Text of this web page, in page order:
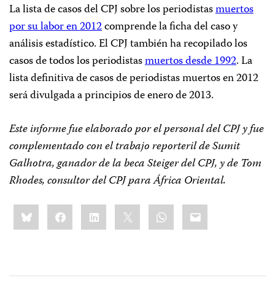
La lista de casos del CPJ sobre los periodistasmuertos
por su labor en 2012comprende la ficha del caso y
análisis estadístico. El CPJ también ha recopilado los
casos de todos los periodistasmuertos desde 1992. La
lista definitiva de casos de periodistas muertos en 2012
será divulgada a principios de enero de 2013.
Este informe fue elaborado por el personal del CPJ y fue
complementado con el trabajo reporteril de Sumit
Galhotra, ganador de la beca Steiger del CPJ, y de Tom
Rhodes, consultor del CPJ para África Oriental.
Share
this:BlueskyFacebookLinkedIn WhatsApp
Email